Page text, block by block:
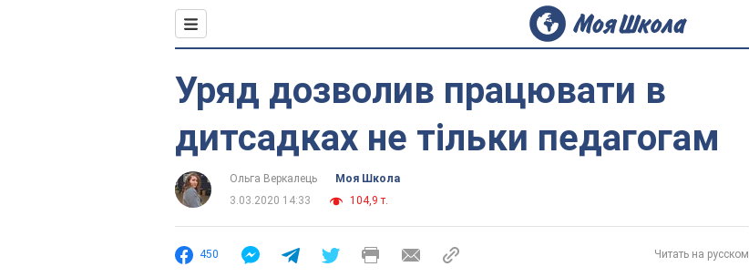
Уряд дозволив працювати в
дитсадках не тільки педагогам
Ольга Веркалець
Моя Школа
3.03.2020 14:33
104,9 т.
450 Читать на русском